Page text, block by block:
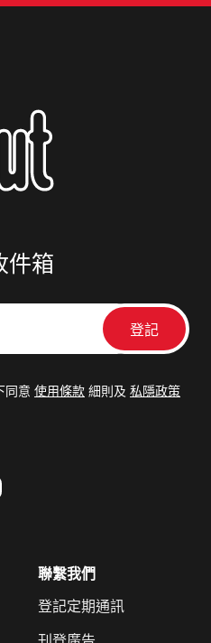
件箱
同意 使用條款 細則及 私隱政策
聯繫我們
登記定期通訊